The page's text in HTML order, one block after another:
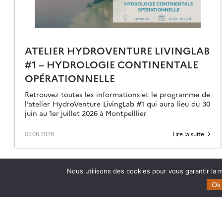
ATELIER HYDROVENTURE LIVINGLAB
#1 – HYDROLOGIE CONTINENTALE
OPÉRATIONNELLE
Retrouvez toutes les informations et le programme de
l’atelier HydroVenture LivingLab #1 qui aura lieu du 30
juin au 1er juillet 2026 à Montpelllier
03.06.2026 Lire la suite →
Nous utilisons des cookies pour vous garantir
Ok